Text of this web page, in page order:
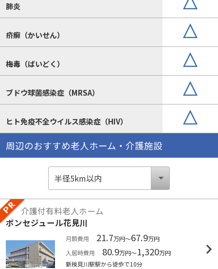
肺炎
疥癬（かいせん）
梅毒（ばいどく）
ブドウ球菌感染症（MRSA）
ヒト免疫不全ウイルス感染症（HIV）
周辺のおすすめ老人ホーム・介護施設
介護付有料老人ホーム
ボンセジュール花見川
月額費用 21.7万円～67.9万円
入居時費用
80.9万円～1,320万円
新検見川駅駅から徒歩で10分